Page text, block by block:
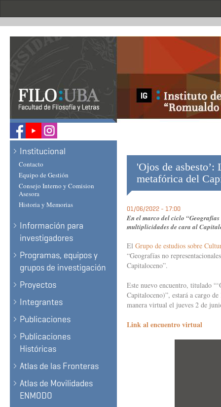
Institucional
Contacto
Equipo de Gestión
Consejo Interno y Comision
Asesora
Historia y Memorias
Información para
investigadores
Programas, equipos y
grupos de investigación
Proyectos
Integrantes
Publicaciones
Publicaciones
Históricas
Atlas de las Fronteras
Atlas de Movilidades
ENMODO
'Ojos de
metafórica del
01/06/2022 - 17:00
En el marco del ciclo
multiplicidades de cara al
El Grupo de estudios sobre
“Geografías no
Capitaloceno”.
Este nuevo encuentro, titulado
Capitaloceno)”, estará a cargo
manera virtual el jueves 2 de
Link al encuentro virtual